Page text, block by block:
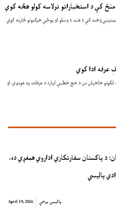
کې د استخباراتو ترلاسه کولو هڅه کوي
وخت کې د هند د وسلو او پوځي حرکتونو څارنه کوي
عرفه ادا کوي
حاجېان نن د حج خطبې لپاره د عرفات په غونډۍ او
د پاکستان سفارتکاري اداروي همغږي ده،
پالیسي
April 19, 2026 پالیسۍ برخې